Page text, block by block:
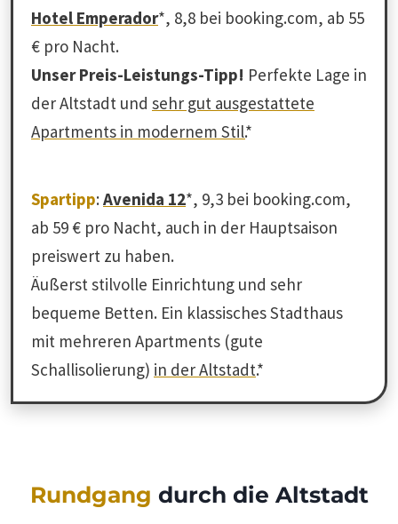
Hotel Emperador*, 8,8 bei booking.com, ab 55
€ pro Nacht.
Unser Preis-Leistungs-Tipp! Perfekte Lage in
der Altstadt und sehr gut ausgestattete
Apartments in modernem Stil.*
Spartipp:Avenida 12*, 9,3 bei booking.com,
ab 59 € pro Nacht, auch in der Hauptsaison
preiswert zu haben.
Äußerst stilvolle Einrichtung und sehr
bequeme Betten. Ein klassisches Stadthaus
mit mehreren Apartments (gute
Schallisolierung) in der Altstadt.*
Rundgang durch die Altstadt